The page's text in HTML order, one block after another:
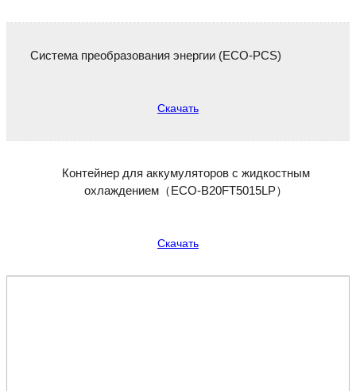
Система преобразования энергии (ECO-PCS)
Скачать
Контейнер для аккумуляторов с жидкостным
охлаждением（ECO-B20FT5015LP）
Скачать